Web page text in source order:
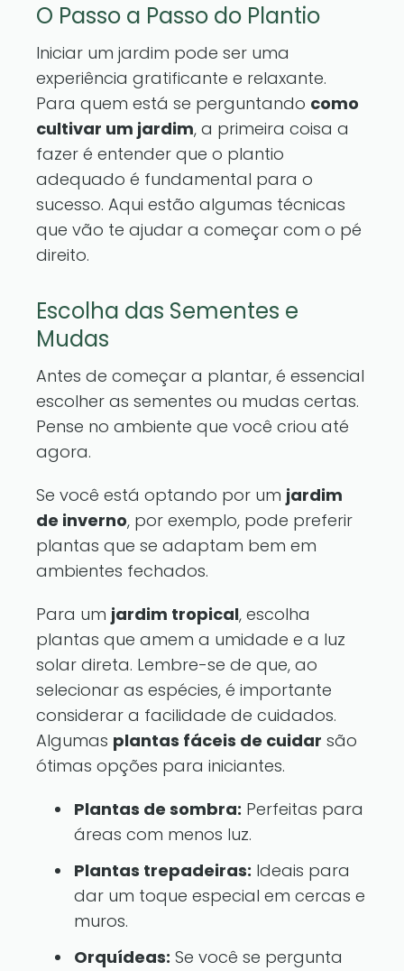
O Passo a Passo do Plantio
Iniciar um jardim pode ser uma
experiência gratificante e relaxante.
Para quem está se perguntando como
cultivar um jardim, a primeira coisa a
fazer é entender que o plantio
adequado é fundamental para o
sucesso. Aqui estão algumas técnicas
que vão te ajudar a começar com o pé
direito.
Escolha das Sementes e
Mudas
Antes de começar a plantar, é essencial
escolher as sementes ou mudas certas.
Pense no ambiente que você criou até
agora.
Se você está optando por um jardim
de inverno, por exemplo, pode preferir
plantas que se adaptam bem em
ambientes fechados.
Para um jardim tropical, escolha
plantas que amem a umidade e a luz
solar direta. Lembre-se de que, ao
selecionar as espécies, é importante
considerar a facilidade de cuidados.
Algumas plantas fáceis de cuidar são
ótimas opções para iniciantes.
Plantas de sombra: Perfeitas para
áreas com menos luz.
Plantas trepadeiras: Ideais para
dar um toque especial em cercas e
muros.
Orquídeas: Se você se pergunta